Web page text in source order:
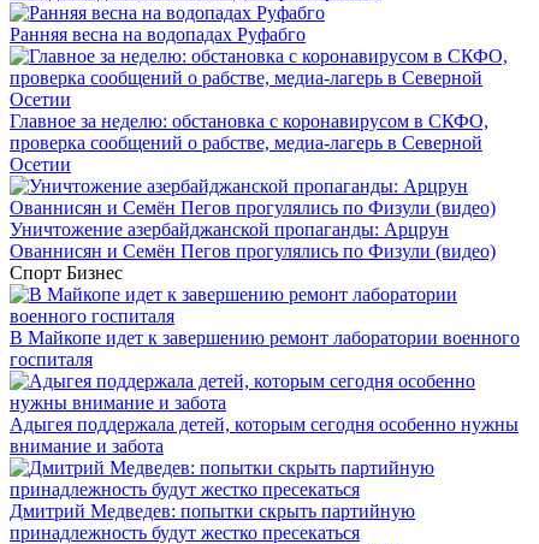
Ранняя весна на водопадах Руфабго
Главное за неделю: обстановка с коронавирусом в СКФО,
проверка сообщений о рабстве, медиа-лагерь в Северной
Осетии
Уничтожение азербайджанской пропаганды: Арцрун
Ованнисян и Семён Пегов прогулялись по Физули (видео)
Спорт Бизнес
В Майкопе идет к завершению ремонт лаборатории военного
госпиталя
Адыгея поддержала детей, которым сегодня особенно нужны
внимание и забота
Дмитрий Медведев: попытки скрыть партийную
принадлежность будут жестко пресекаться